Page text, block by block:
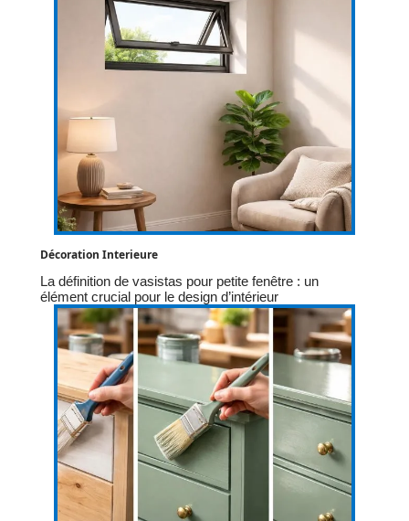
Décoration Interieure
La définition de vasistas pour petite fenêtre : un
élément crucial pour le design d’intérieur